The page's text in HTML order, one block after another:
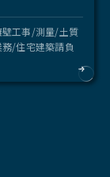
工事/測量/土質
/住宅建築請負